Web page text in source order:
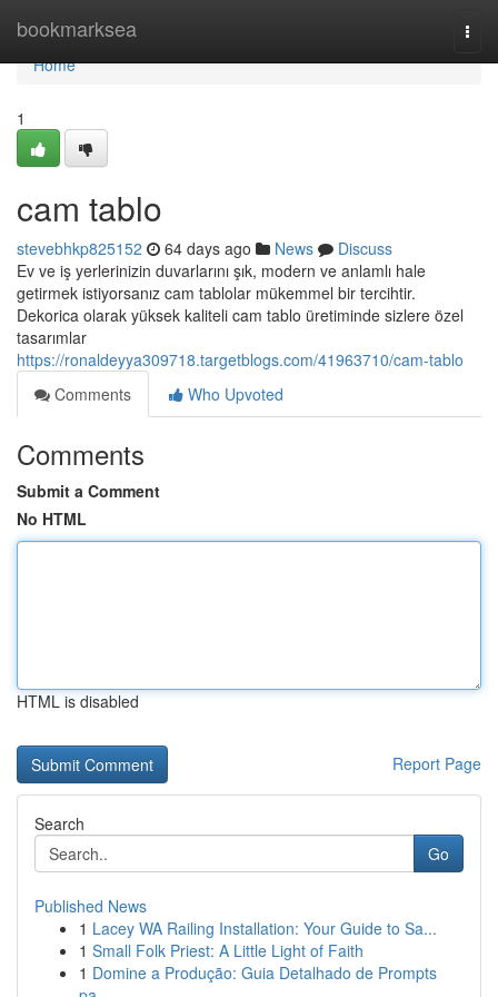
bookmarksea
Home
Home
1
cam tablo
stevebhkp825152 64 days ago News
Discuss
Ev ve iş yerlerinizin duvarlarını şık, modern ve anlamlı hale
getirmek istiyorsanız cam tablolar mükemmel bir tercihtir.
Dekorica olarak yüksek kaliteli cam tablo üretiminde sizlere özel
tasarımlar
https://ronaldeyya309718.targetblogs.com/41963710/cam-tablo
Comments
Who Upvoted
Comments
Submit a Comment
No HTML
HTML is disabled
Report Page
Search
Go
Published News
1 Lacey WA Railing Installation: Your Guide to Sa...
1 Small Folk Priest: A Little Light of Faith
1 Domine a Produção: Guia Detalhado de Prompts